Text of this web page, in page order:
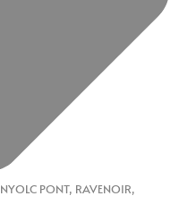
NYOLC PONT, RAVENOIR,